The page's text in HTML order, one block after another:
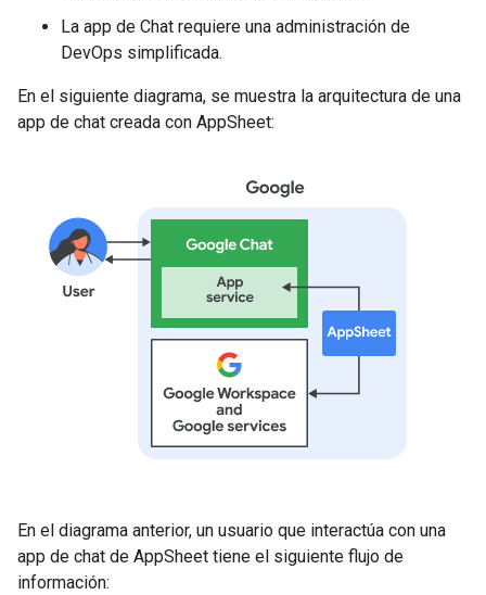
La app de Chat requiere una administración de
DevOps simplificada.
En el siguiente diagrama, se muestra la arquitectura de una
app de chat creada con AppSheet:
En el diagrama anterior, un usuario que interactúa con una
app de chat de AppSheet tiene el siguiente flujo de
información: